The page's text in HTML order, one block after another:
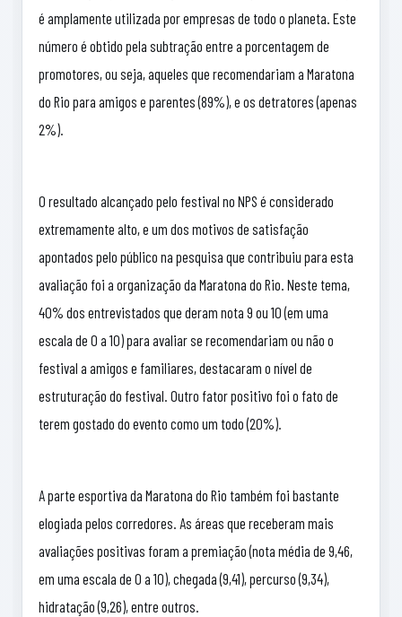
é amplamente utilizada por empresas de todo o planeta. Este
número é obtido pela subtração entre a porcentagem de
promotores, ou seja, aqueles que recomendariam a Maratona
do Rio para amigos e parentes (89%), e os detratores (apenas
2%).
O resultado alcançado pelo festival no NPS é considerado
extremamente alto, e um dos motivos de satisfação
apontados pelo público na pesquisa que contribuiu para esta
avaliação foi a organização da Maratona do Rio. Neste tema,
40% dos entrevistados que deram nota 9 ou 10 (em uma
escala de 0 a 10) para avaliar se recomendariam ou não o
festival a amigos e familiares, destacaram o nível de
estruturação do festival. Outro fator positivo foi o fato de
terem gostado do evento como um todo (20%).
A parte esportiva da Maratona do Rio também foi bastante
elogiada pelos corredores. As áreas que receberam mais
avaliações positivas foram a premiação (nota média de 9,46,
em uma escala de 0 a 10), chegada (9,41), percurso (9,34),
hidratação (9,26), entre outros.